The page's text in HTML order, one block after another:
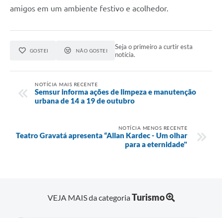
amigos em um ambiente festivo e acolhedor.
GOSTEI NÃO GOSTEI
Seja o primeiro a curtir esta
notícia.
NOTÍCIA MAIS RECENTE
Semsur informa ações de limpeza e manutenção
urbana de 14 a 19 de outubro
NOTÍCIA MENOS RECENTE
Teatro Gravatá apresenta “Allan Kardec - Um olhar
para a eternidade"
VEJA MAIS da categoriaTurismo